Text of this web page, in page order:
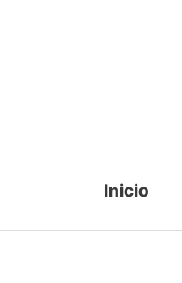
Inicio